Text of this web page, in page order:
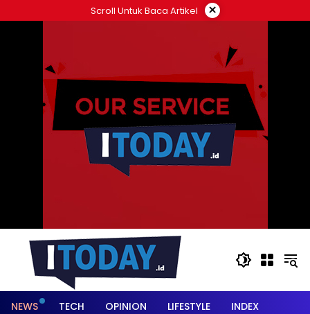
ke
Scroll Untuk Baca Artikel ×
NEWS TECH OPINION LIFESTYLE INDEX